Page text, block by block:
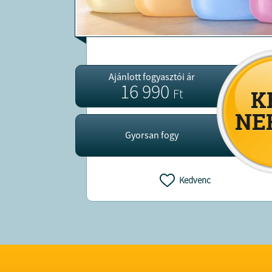
Ajánlott fogyasztói ár
16 990Ft
Gyorsan fogy
Kedvenc